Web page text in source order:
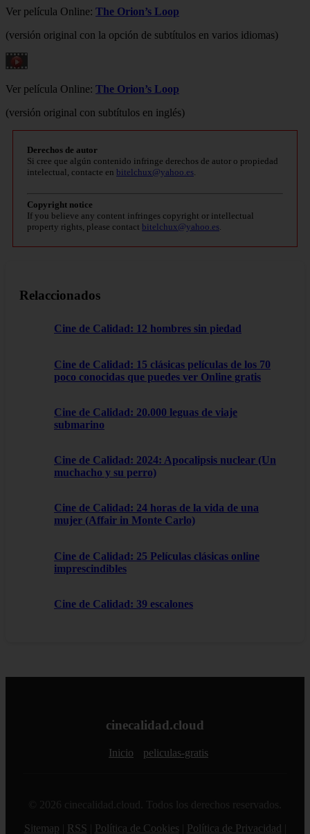
Ver película Online: The Orion’s Loop
(versión original con la opción de subtítulos en varios idiomas)
Ver película Online: The Orion’s Loop
(versión original con subtítulos en inglés)
Derechos de autor
Si cree que algún contenido infringe derechos de autor o propiedad
intelectual, contacte en bitelchux@yahoo.es
Copyright notice
If you believe any content infringes copyright or intellectual
property rights, please contact bitelchux@yahoo.es
Relaccionados
Cine de Calidad: 12 hombres sin piedad
Cine de Calidad: 15 clásicas películas de los 70
poco conocidas que puedes ver Online gratis
Cine de Calidad: 20.000 leguas de viaje
submarino
Cine de Calidad: 2024: Apocalipsis nuclear (Un
muchacho y su perro)
Cine de Calidad: 24 horas de la vida de una
mujer (Affair in Monte Carlo)
Cine de Calidad: 25 Películas clásicas online
imprescindibles
Cine de Calidad: 39 escalones
cinecalidad.cloud
Inicio peliculas-gratis
© 2026 cinecalidad.cloud. Todos los derechos reservados.
Sitemap
RSS Política de Cookies Política de Privacidad